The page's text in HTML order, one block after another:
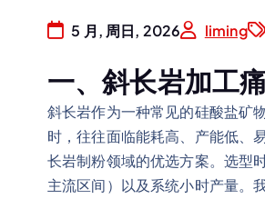
5 月, 周日, 2026 liming
一、斜长岩加工
斜长岩作为一种常见的硅酸盐矿
时，往往面临能耗高、产能低、
长岩制粉领域的优选方案。选
主流区间）以及系统小时产量。